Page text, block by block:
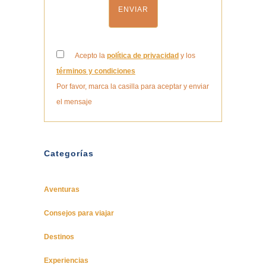
Acepto la política de privacidad y los
términos y condiciones
Por favor, marca la casilla para aceptar y enviar
el mensaje
Categorías
Aventuras
Consejos para viajar
Destinos
Experiencias